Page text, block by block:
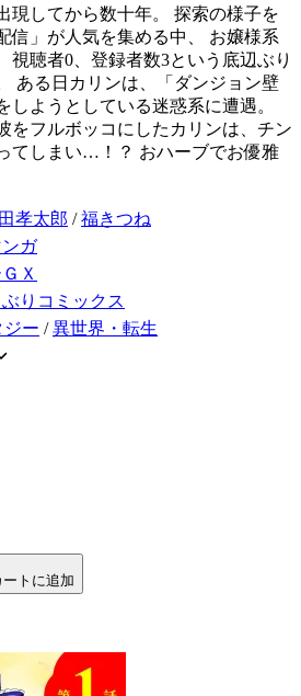
現してから数十年。 探索の様子を
信」が人気を集める中、 お嬢様系
視聴者0、登録者数3という底辺ぶり
ある日カリンは、「ダンジョン壁
しようとしている迷惑系に遭遇。
をフルボッコにしたカリンは、チン
てしまい…！？ おハーブでお優雅
孝太郎 /福きつね
ガ
Ｘ
りコミックス
ジー /異世界・転生
トに追加